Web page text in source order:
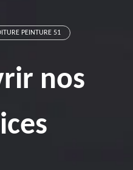
PEINTURE 51
nos